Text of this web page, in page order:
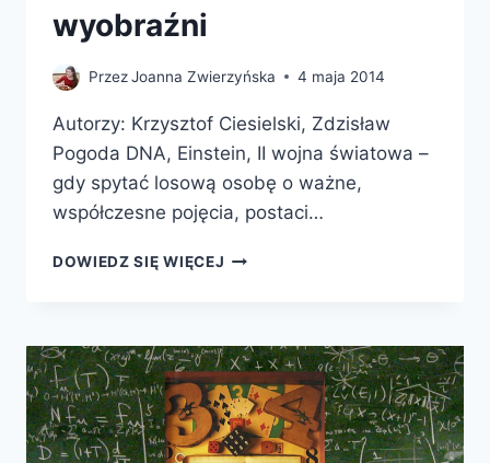
wyobraźni
PrzezJoanna Zwierzyńska 4 maja 2014
Autorzy: Krzysztof Ciesielski, Zdzisław
Pogoda DNA, Einstein, II wojna światowa –
gdy spytać losową osobę o ważne,
współczesne pojęcia, postaci…
DOWIEDZ SIĘ WIĘCEJ BEZMIAR